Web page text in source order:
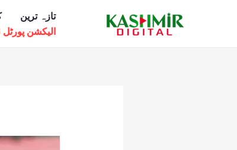
تازہ ترین
الیکشن پورٹل 26